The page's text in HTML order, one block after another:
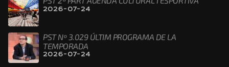
2026-07-24
PST Nº 3.029 ÚLTIM PROGRAMA DE LA
TEMPORADA
2026-07-24